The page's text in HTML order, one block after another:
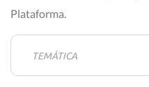
Plataforma.